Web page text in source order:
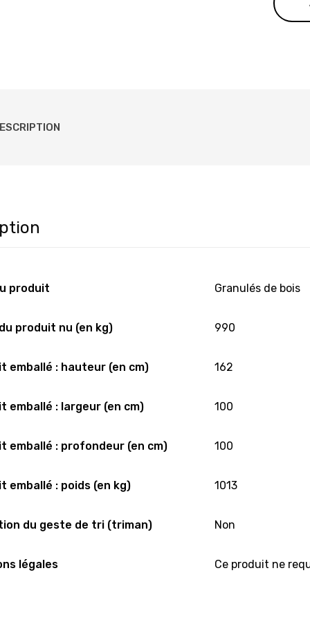
produit Granulés de bois
produit nu (en kg) 990
emballé : hauteur (en cm) 162
emballé : largeur (en cm) 100
emballé : profondeur (en cm) 100
emballé : poids (en kg) 1013
du geste de tri (triman) Non
légales Ce produit ne